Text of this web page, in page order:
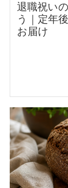
退職祝い
う｜定年
お届け